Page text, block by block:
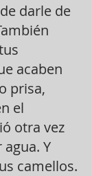
darle de
acaben
prisa,
el
otra vez
Y
camellos.